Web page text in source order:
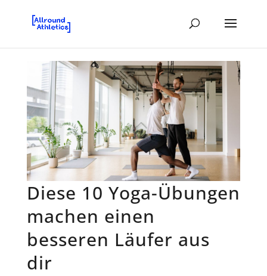
Diese 10 Yoga-Übungen
machen einen
besseren Läufer aus
dir